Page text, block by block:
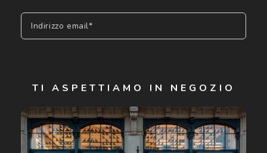
Indirizzo email*
Cliccando su "Iscriviti", confermo di avere più di 16 anni e
acconsento all'utilizzo dei miei Dati Personali da parte di
Luxottica Group S.p.A. per l'invio di offerte speciali, novità
ed altre comunicazioni di carattere pubblicitario (consultare
Informativa sulla privacyper ulteriori informazioni).
TI ASPETTIAMO IN NEGOZIO